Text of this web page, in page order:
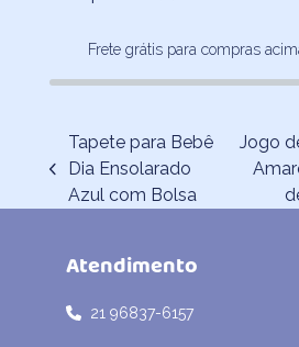
Frete grátis para compras
previous
post:
Tapete para Bebê
Dia Ensolarado
Azul com Bolsa
next
post:
Jogo
Atendimento
21 96837-6157